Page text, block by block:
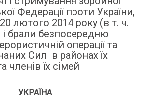
Федерації проти України,
лютого 2014 року (в т. ч.
і брали безпосередню
операції та
Сил в районах їх
членів їх сімей
УКРАЇНА